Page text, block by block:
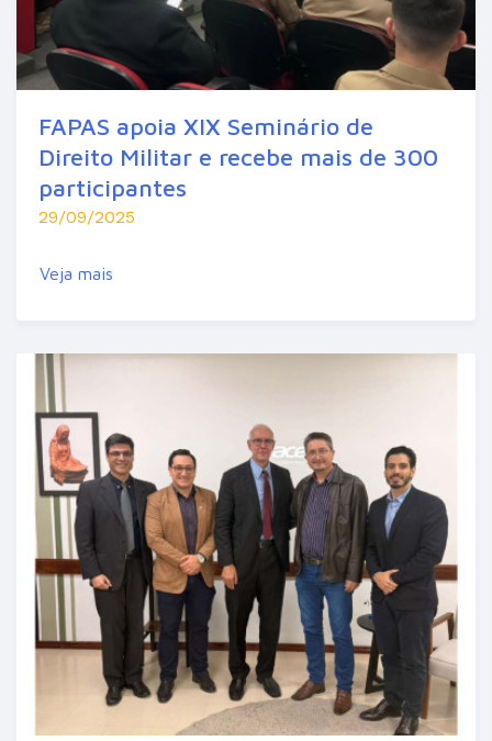
FAPAS apoia XIX Seminário de
Direito Militar e recebe mais de 300
participantes
29/09/2025
Veja mais